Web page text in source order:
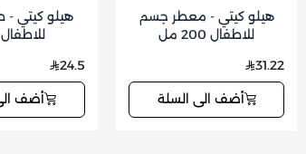
هيلو كيتي - معطر جسم
للاطفال 200 مل
31.22
أضف الى السلة
هيلو كيتي -
للاطفال 9601
24.5
أضف